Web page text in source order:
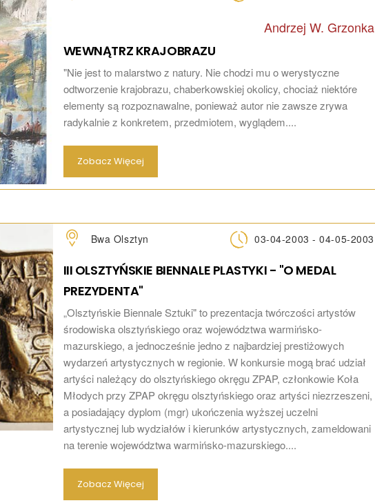
Andrzej W. Grzonka
WEWNĄTRZ KRAJOBRAZU
"Nie jest to malarstwo z natury. Nie chodzi mu o werystyczne
odtworzenie krajobrazu, chaberkowskiej okolicy, chociaż niektóre
elementy są rozpoznawalne, ponieważ autor nie zawsze zrywa
radykalnie z konkretem, przedmiotem, wyglądem....
Zobacz Więcej
Bwa Olsztyn 03-04-2003 - 04-05-2003
III OLSZTYŃSKIE BIENNALE PLASTYKI - "O MEDAL
PREZYDENTA"
„Olsztyńskie Biennale Sztuki" to prezentacja twórczości artystów
środowiska olsztyńskiego oraz województwa warmińsko-
mazurskiego, a jednocześnie jedno z najbardziej prestiżowych
wydarzeń artystycznych w regionie. W konkursie mogą brać udział
artyści należący do olsztyńskiego okręgu ZPAP, członkowie Koła
Młodych przy ZPAP okręgu olsztyńskiego oraz artyści niezrzeszeni,
a posiadający dyplom (mgr) ukończenia wyższej uczelni
artystycznej lub wydziałów i kierunków artystycznych, zameldowani
na terenie województwa warmińsko-mazurskiego....
Zobacz Więcej